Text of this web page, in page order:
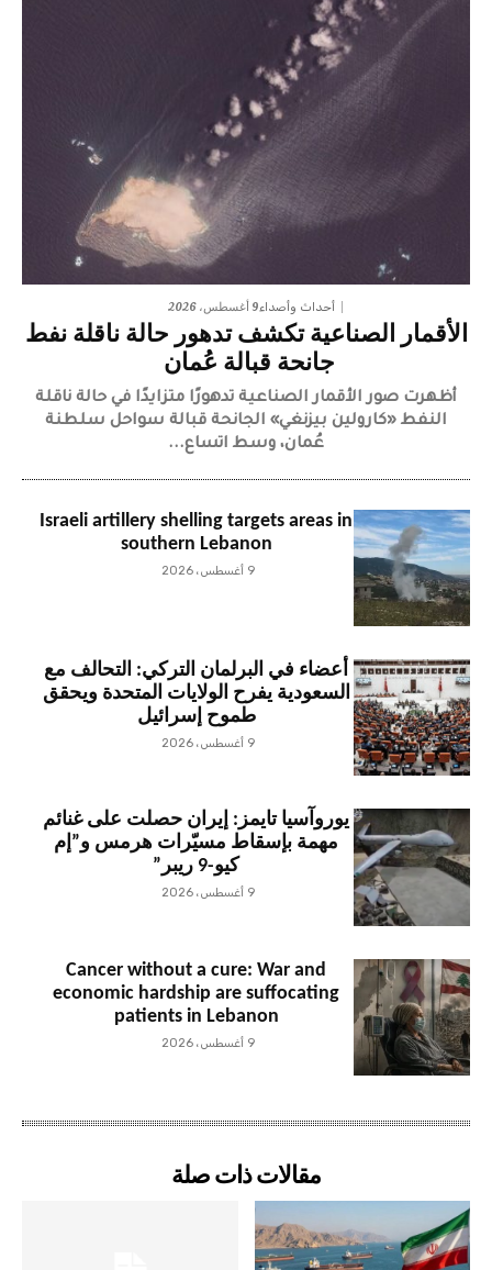
أحداث وأصداء9 أغسطس، 2026
الأقمار الصناعية تكشف تدهور حالة ناقلة نفط
جانحة قبالة عُمان
أظهرت صور الأقمار الصناعية تدهورًا متزايدًا في حالة ناقلة
النفط «كارولين بيزنغي» الجانحة قبالة سواحل سلطنة
عُمان، وسط اتساع...
Israeli artillery shelling targets areas in
southern Lebanon
9 أغسطس، 2026
أعضاء في البرلمان التركي: التحالف مع
السعودية يفرح الولايات المتحدة ويحقق
طموح إسرائيل
9 أغسطس، 2026
يوروآسيا تايمز: إيران حصلت على غنائم
مهمة بإسقاط مسيّرات هرمس و”إم
كيو-9 ريبر”
9 أغسطس، 2026
Cancer without a cure: War and
economic hardship are suffocating
patients in Lebanon
9 أغسطس، 2026
مقالات ذات صلة